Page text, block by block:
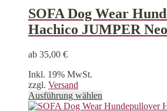
der
Produktseite
gewählt
SOFA Dog Wear
Hachico JUMPER
ab 35,00 €
Inkl. 19% MwSt.
zzgl. Versand
Ausführung wählen
Produkt